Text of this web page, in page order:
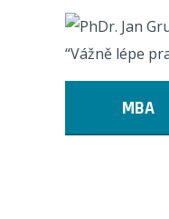
MBA